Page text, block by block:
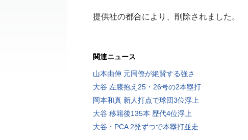
提供社の都合により、削除されました。
関連ニュース
山本由伸 元同僚が絶賛する強さ
大谷 左膝抱え25・26号の2本塁打
岡本和真 新人打点で球団3位浮上
大谷 移籍後135本 歴代4位浮上
大谷・PCA 2発ずつで本塁打並走